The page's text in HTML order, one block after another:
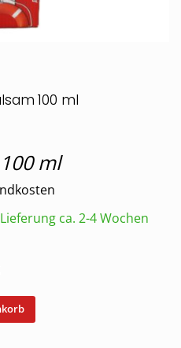
100 ml
€.
100 ml
ca. 2-4 Wochen